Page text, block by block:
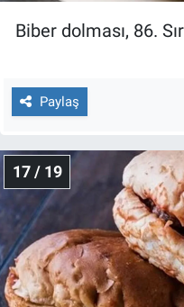
Biber dolması, 86. Sıra
Paylaş
17 / 19